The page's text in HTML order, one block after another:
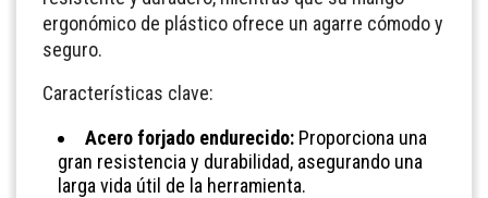
ergonómico de plástico ofrece un agarre cómodo y
seguro.
Características clave:
Acero forjado endurecido: Proporciona una
gran resistencia y durabilidad, asegurando una
larga vida útil de la herramienta.